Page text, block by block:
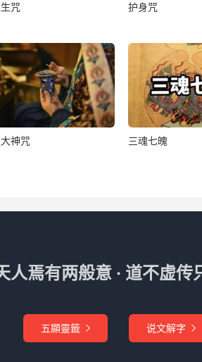
咒 护身咒
神咒 三魂七魄
人焉有两般意 · 道不虚传
五顯靈籤  说文解字 